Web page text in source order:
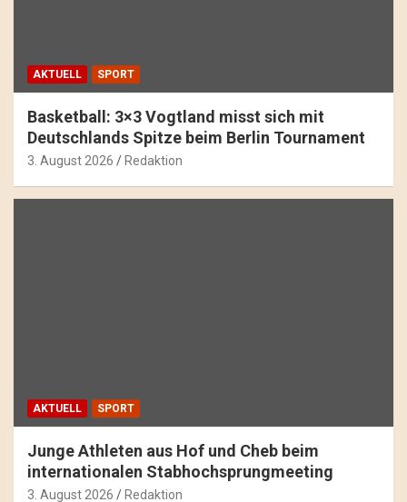
AKTUELL SPORT
Basketball: 3×3 Vogtland misst sich mit
Deutschlands Spitze beim Berlin Tournament
3. August 2026 Redaktion
AKTUELL SPORT
Junge Athleten aus Hof und Cheb beim
internationalen Stabhochsprungmeeting
3. August 2026 Redaktion